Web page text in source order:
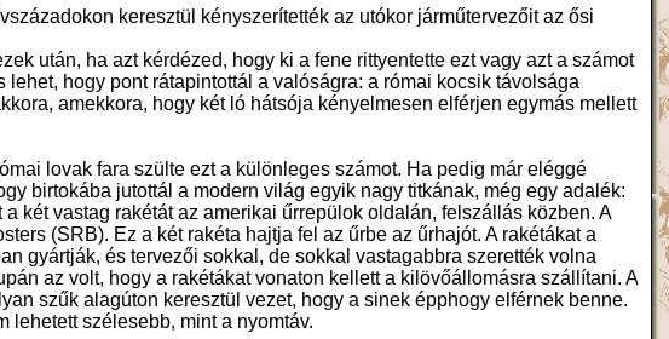
keresztül kényszerítették az utókor járműtervezőit az ősi
után, ha azt kérdézed, hogy ki a fene rittyentette ezt vagy azt a számot
lehet, hogy pont rátapintottál a valóságra: a római kocsik távolsága
amekkora, hogy két ló hátsója kényelmesen elférjen egymás mellett
lovak fara szülte ezt a különleges számot. Ha pedig már eléggé
birtokába jutottál a modern világ egyik nagy titkának, még egy adalék:
a két vastag rakétát az amerikai űrrepülok oldalán, felszállás közben. A
(SRB). Ez a két rakéta hajtja fel az űrbe az űrhajót. A rakétákat a
gyártják, és tervezői sokkal, de sokkal vastagabbra szerették volna
az volt, hogy a rakétákat vonaton kellett a kilövőállomásra szállítani. A
szűk alagúton keresztül vezet, hogy a sinek épphogy elférnek benne.
lehetett szélesebb, mint a nyomtáv.